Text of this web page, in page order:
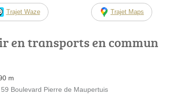
Trajet Waze Trajet Maps
en transports en commun
m
Boulevard Pierre de Maupertuis